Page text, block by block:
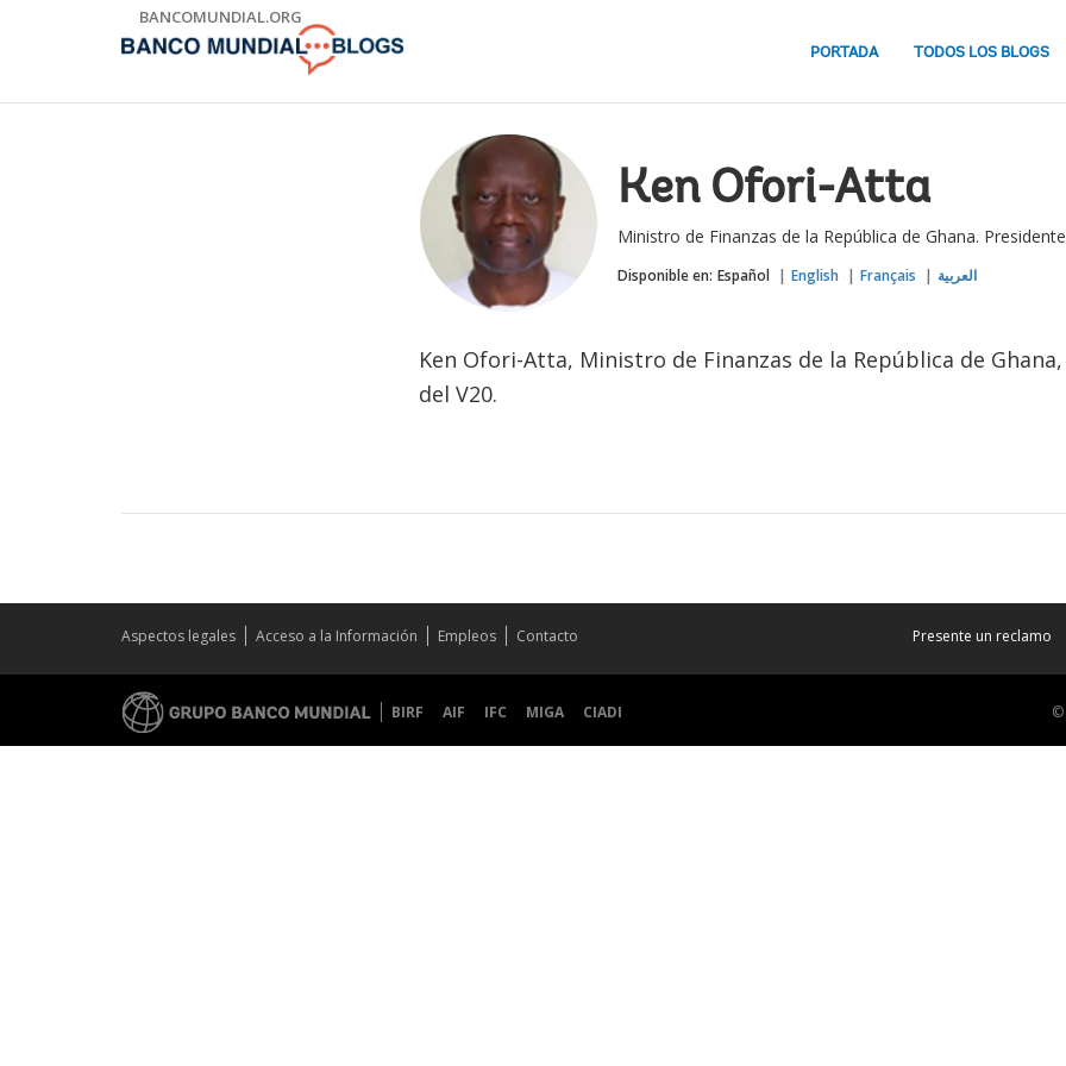
BANCOMUNDIAL.ORG
PORTADA TODOS LOS BLOGS
Ken Ofori-Atta
Ministro de Finanzas de la República de Ghana.
Disponible en: Español English Français العربية
Ken Ofori-Atta, Ministro de Finanzas de la República de
del V20.
Aspectos legales Acceso a la Información Empleos Contacto Presente un reclamo
BIRF AIF IFC MIGA CIADI ©